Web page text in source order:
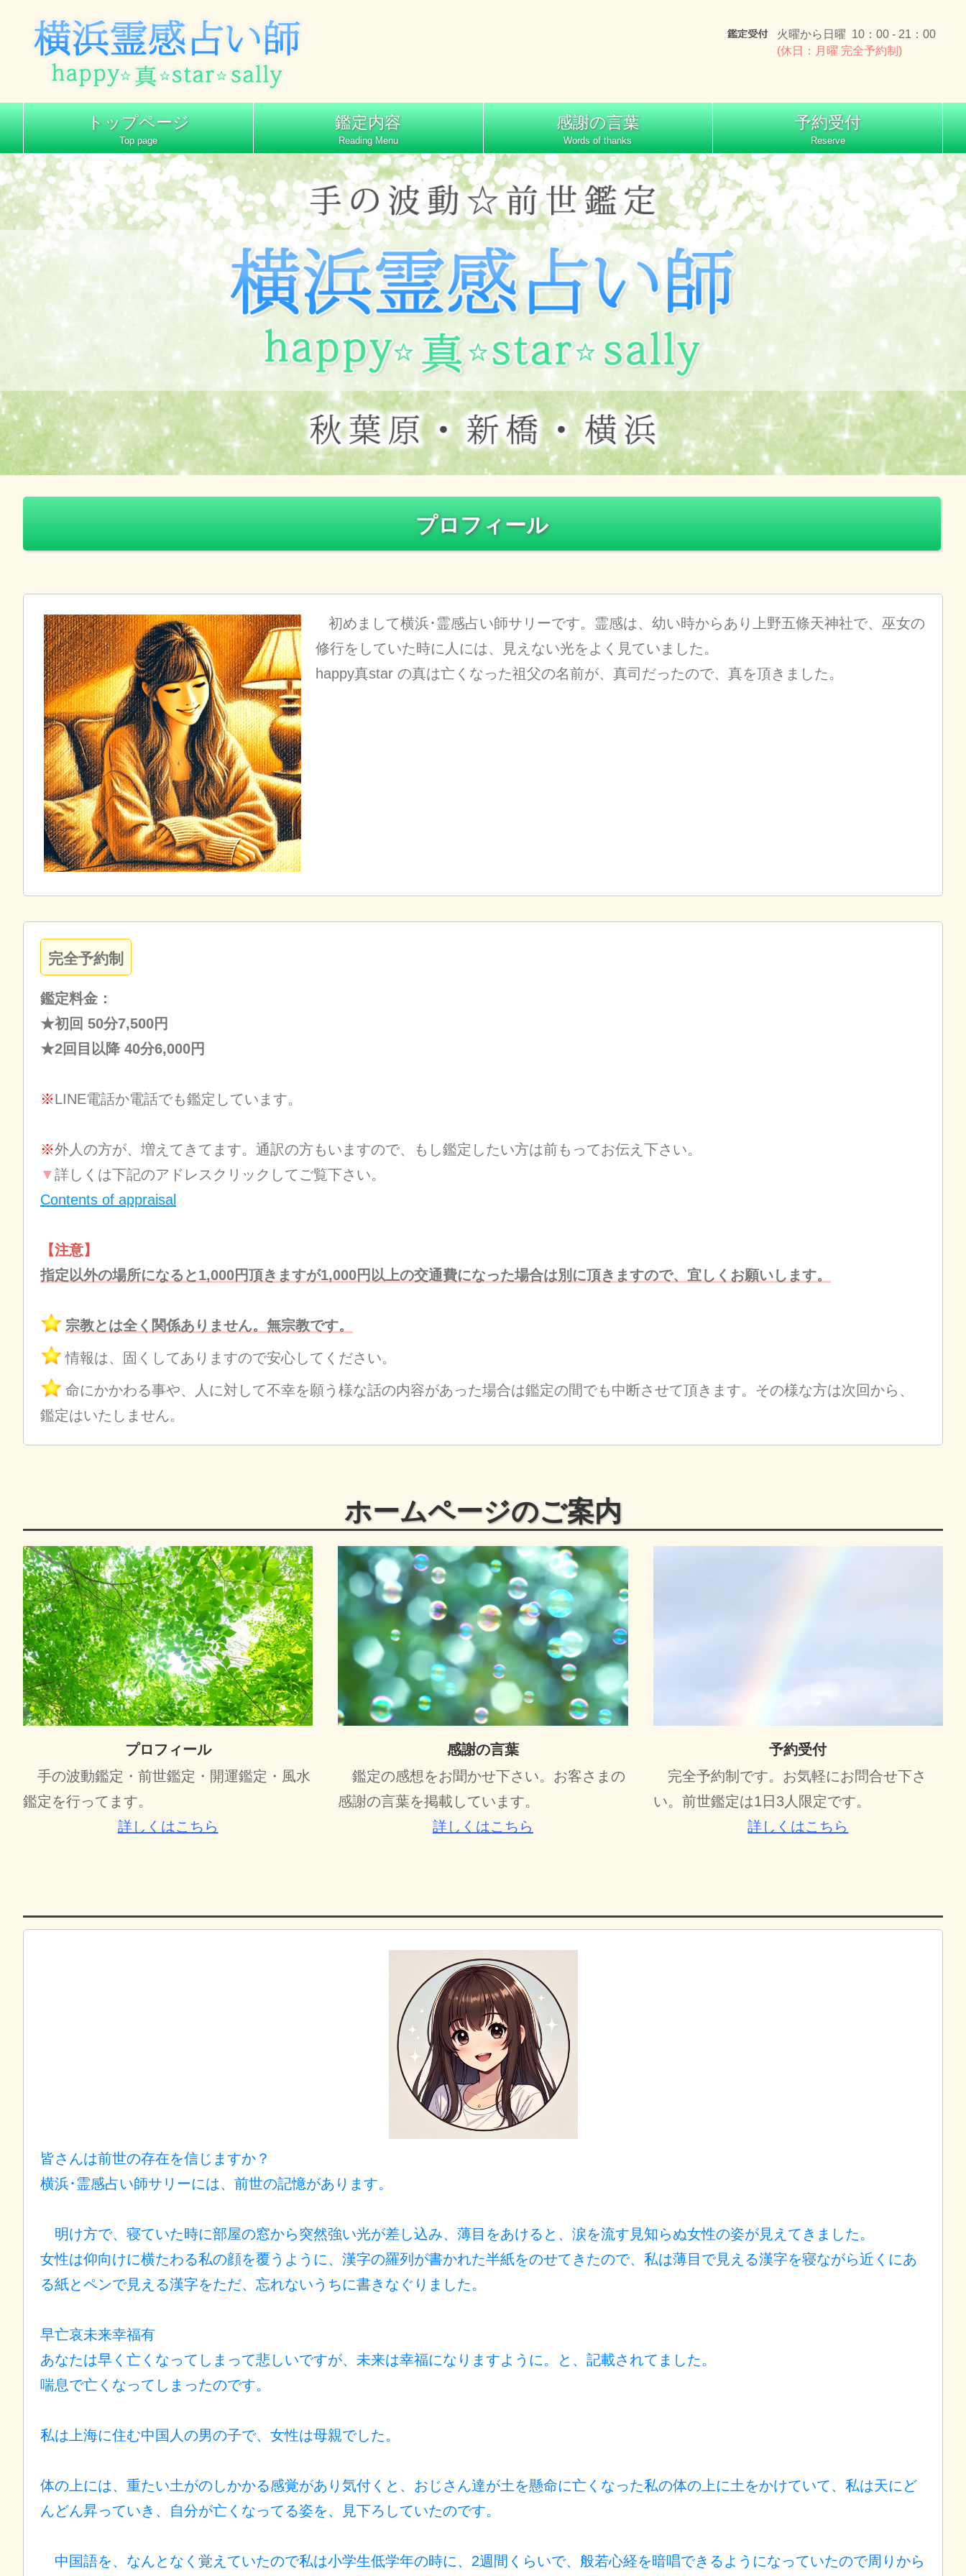
火曜から日曜 10：00 - 21：00
(休日：月曜 完全予約制)
トップページ 鑑定内容 感謝の言葉 予約受付
プロフィール
初めまして横浜･霊感占い師サリーです。霊感は、幼い時からあり上野五條天神社で、巫女の
修行をしていた時に人には、見えない光をよく見ていました。
happy真star の真は亡くなった祖父の名前が、真司だったので、真を頂きました。
完全予約制
鑑定料金：
★初回 50分7,500円
★2回目以降 40分6,000円
※LINE電話か電話でも鑑定しています。
※外人の方が、増えてきてます。通訳の方もいますので、もし鑑定したい方は前もってお伝え下さい。
▼詳しくは下記のアドレスクリックしてご覧下さい。
Contents of appraisal
【注意】
指定以外の場所になると1,000円頂きますが1,000円以上の交通費になった場合は別に頂きますので、宜しくお願いします。
宗教とは全く関係ありません。無宗教です。
情報は、固くしてありますので安心してください。
命にかかわる事や、人に対して不幸を願う様な話の内容があった場合は鑑定の間でも中断させて頂きます。その様な方は次回から、
鑑定はいたしません。
ホームページのご案内
プロフィール
手の波動鑑定・前世鑑定・開運鑑定・風水
鑑定を行ってます。
詳しくはこちら
感謝の言葉
鑑定の感想をお聞かせ下さい。お客さまの
感謝の言葉を掲載しています。
詳しくはこちら
予約受付
完全予約制です。お気軽にお問合せ下さ
い。前世鑑定は1日3人限定です。
詳しくはこちら
皆さんは前世の存在を信じますか？
横浜･霊感占い師サリーには、前世の記憶があります。
明け方で、寝ていた時に部屋の窓から突然強い光が差し込み、薄目をあけると、涙を流す見知らぬ女性の姿が見えてきました。
女性は仰向けに横たわる私の顔を覆うように、漢字の羅列が書かれた半紙をのせてきたので、私は薄目で見える漢字を寝ながら近くにあ
る紙とペンで見える漢字をただ、忘れないうちに書きなぐりました。
早亡哀未来幸福有
あなたは早く亡くなってしまって悲しいですが、未来は幸福になりますように。と、記載されてました。
喘息で亡くなってしまったのです。
私は上海に住む中国人の男の子で、女性は母親でした。
体の上には、重たい土がのしかかる感覚があり気付くと、おじさん達が土を懸命に亡くなった私の体の上に土をかけていて、私は天にど
んどん昇っていき、自分が亡くなってる姿を、見下ろしていたのです。
中国語を、なんとなく覚えていたので私は小学生低学年の時に、2週間くらいで、般若心経を暗唱できるようになっていたので周りから